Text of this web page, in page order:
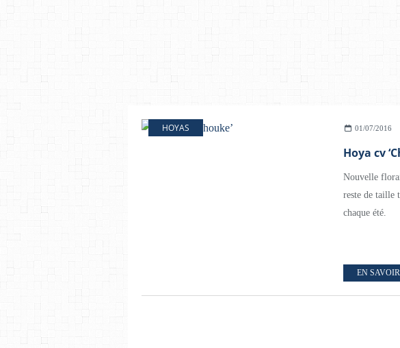
HOYAS 01/07/2016
Hoya cv
Nouvelle
reste de taille
chaque été.
EN